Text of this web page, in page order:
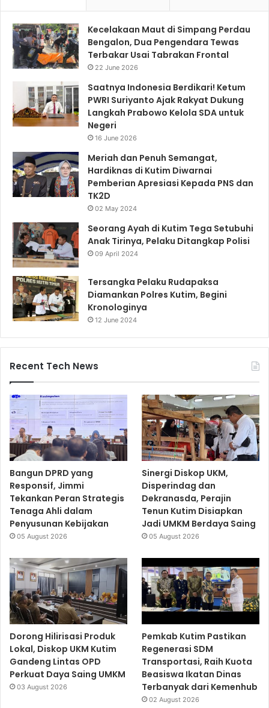
Kecelakaan Maut di Simpang Perdau
Bengalon, Dua Pengendara Tewas
Terbakar Usai Tabrakan Frontal
22 June 2026
Saatnya Indonesia Berdikari! Ketum
PWRI Suriyanto Ajak Rakyat Dukung
Langkah Prabowo Kelola SDA untuk
Negeri
16 June 2026
Meriah dan Penuh Semangat,
Hardiknas di Kutim Diwarnai
Pemberian Apresiasi Kepada PNS dan
TK2D
02 May 2024
Seorang Ayah di Kutim Tega Setubuhi
Anak Tirinya, Pelaku Ditangkap Polisi
09 April 2024
Tersangka Pelaku Rudapaksa
Diamankan Polres Kutim, Begini
Kronologinya
12 June 2024
Recent Tech News
Bangun DPRD yang
Responsif, Jimmi
Tekankan Peran Strategis
Tenaga Ahli dalam
Penyusunan Kebijakan
05 August 2026
Sinergi Diskop UKM,
Disperindag dan
Dekranasda, Perajin
Tenun Kutim Disiapkan
Jadi UMKM Berdaya Saing
05 August 2026
Dorong Hilirisasi Produk
Lokal, Diskop UKM Kutim
Gandeng Lintas OPD
Perkuat Daya Saing UMKM
03 August 2026
Pemkab Kutim Pastikan
Regenerasi SDM
Transportasi, Raih Kuota
Beasiswa Ikatan Dinas
Terbanyak dari Kemenhub
02 August 2026